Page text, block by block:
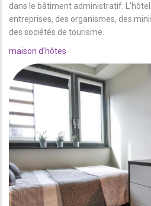
dans le bâtiment administratif.
entreprises, des organismes, des
des sociétés de tourisme.
maison d'hôtes